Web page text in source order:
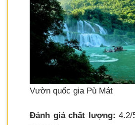
Vườn quốc gia Pù Mát
Đánh giá chất lượng: